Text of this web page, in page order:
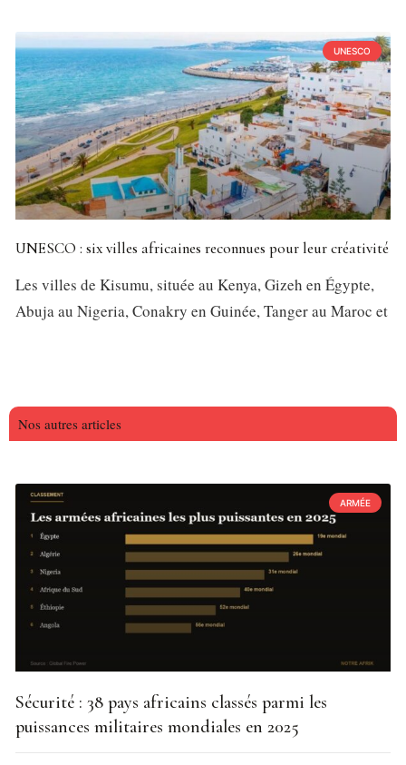
UNESCO
UNESCO : six villes africaines reconnues pour leur créativité
Les villes de Kisumu, située au Kenya, Gizeh en Égypte,
Abuja au Nigeria, Conakry en Guinée, Tanger au Maroc et
Nos autres articles
ARMÉE
Sécurité : 38 pays africains classés parmi les
puissances militaires mondiales en 2025